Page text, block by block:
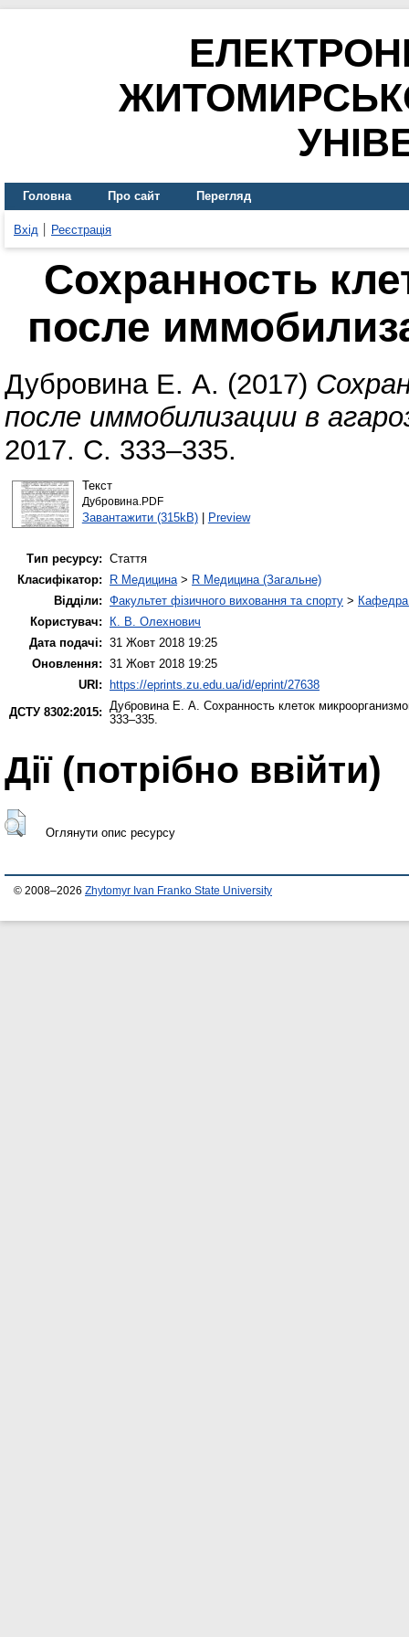
Головна Про сайт Перегляд
Вхід Реєстрація
Сохранность
после
Дубровина Е. А. (2017)
после иммобилизации в
2017. С. 333–335.
Текст
Дубровина.PDF
Завантажити (315kB)| Preview
Тип ресурсу: Стаття
Класифікатор:
R Медицина> R Медицина (Загальне)
Відділи: Факультет фізичного виховання та спорту > Кафедра
Користувач:
К. В. Олехнович
Дата подачі: 31 Жовт 2018 19:25
Оновлення: 31 Жовт 2018 19:25
URI:
https://eprints.zu.edu.ua/id/eprint/27638
ДСТУ 8302:2015: Дубровина Е. А. Сохранность клеток
333–335.
Дії ​​(потрібно ввійти)
Оглянути опис ресурсу
© 2008–2026 Zhytomyr Ivan Franko State University